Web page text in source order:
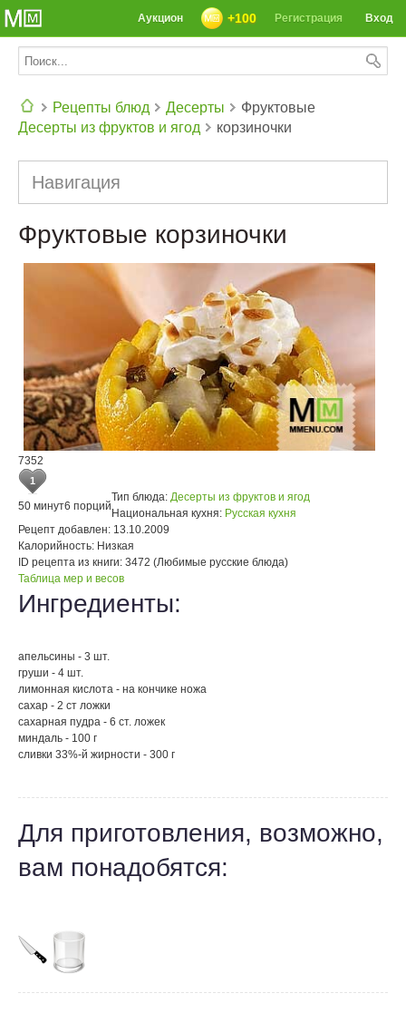
Вход
Регистрация
+100
Аукцион
Рецепты блюд
Десерты
Десерты из фруктов и ягод
Фруктовые
корзиночки
Навигация
Фруктовые корзиночки
7352
1
50 минут6 порций
Тип блюда: Десерты из фруктов и ягод
Национальная кухня: Русская кухня
Рецепт добавлен: 13.10.2009
Калорийность: Низкая
ID рецепта из книги: 3472 (Любимые русские блюда)
Таблица мер и весов
Ингредиенты:
апельсины - 3 шт.
груши - 4 шт.
лимонная кислота - на кончике ножа
сахар - 2 ст ложки
сахарная пудра - 6 ст. ложек
миндаль - 100 г
сливки 33%-й жирности - 300 г
Для приготовления, возможно,
вам понадобятся: